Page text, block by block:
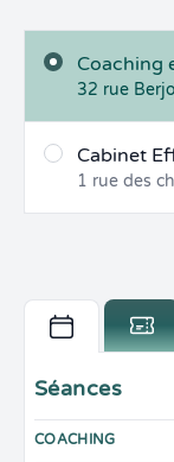
Coaching
32 rue
Cabinet
1 rue des
Séances
COACHING